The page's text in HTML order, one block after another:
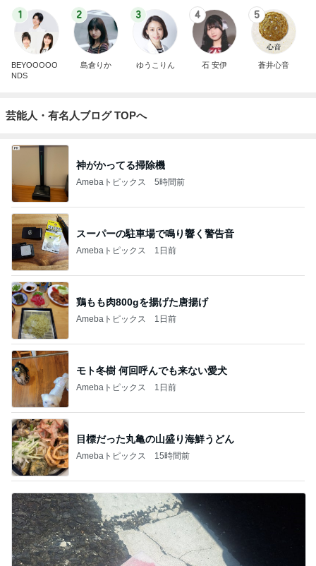
1
BEYOOOOO
NDS
2
島倉りか
3
ゆうこりん
4
石 安伊
5
蒼井心音
芸能人・有名人ブログ TOPへ
神がかってる掃除機
Amebaトピックス 5時間前
スーパーの駐車場で鳴り響く警告音
Amebaトピックス 1日前
鶏もも肉800gを揚げた唐揚げ
Amebaトピックス 1日前
モト冬樹 何回呼んでも来ない愛犬
Amebaトピックス 1日前
目標だった丸亀の山盛り海鮮うどん
Amebaトピックス 15時間前